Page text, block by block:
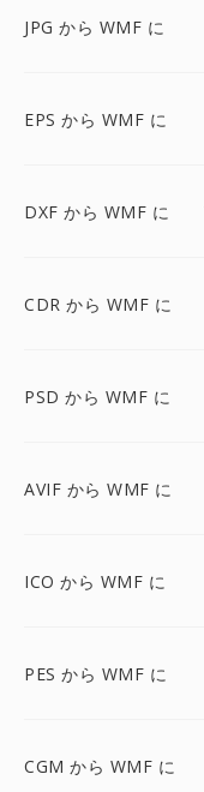
JPG から WMF に
EPS から WMF に
DXF から WMF に
CDR から WMF に
PSD から WMF に
AVIF から WMF に
ICO から WMF に
PES から WMF に
CGM から WMF に